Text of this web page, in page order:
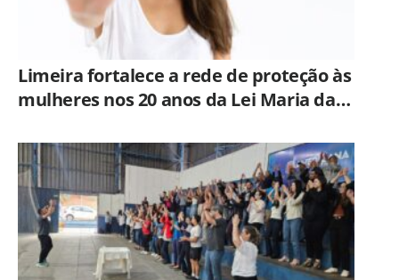
Limeira fortalece a rede de proteção às
mulheres nos 20 anos da Lei Maria da